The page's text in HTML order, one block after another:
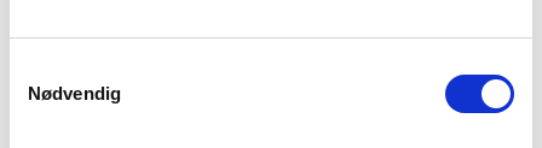
Nødvendig
er foretaget konstruktionsmæssige ændringer af
Eventuelt kan ejeren anmodes om at beskrive,